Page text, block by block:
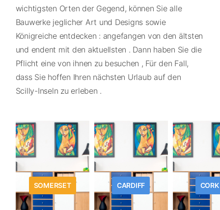
wichtigsten Orten der Gegend, können Sie alle
Bauwerke jeglicher Art und Designs sowie
Königreiche entdecken : angefangen von den ältsten
und endent mit den aktuellsten . Dann haben Sie die
Pflicht eine von ihnen zu besuchen , Für den Fall,
dass Sie hoffen Ihren nächsten Urlaub auf den
Scilly-Inseln zu erleben .
SOMERSET CARDIFF CORK